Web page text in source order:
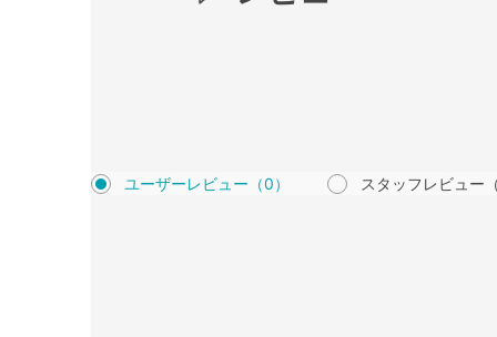
ユーザーレビュー （0） スタッフレビュー